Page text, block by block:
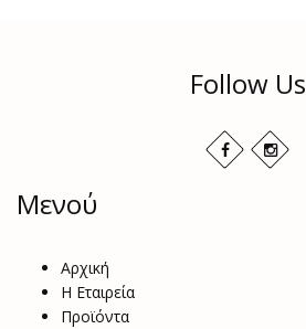
Follow Us
Μενού
Αρχική
Η Εταιρεία
Προϊόντα